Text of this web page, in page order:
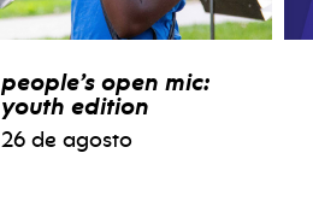
people’s open mic:
youth edition
26 de agosto